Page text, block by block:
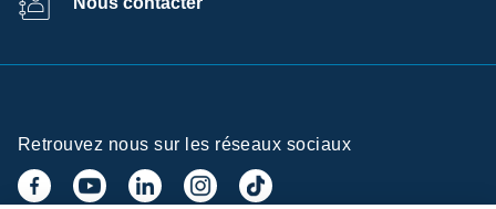
Retrouvez nous sur les réseaux sociaux